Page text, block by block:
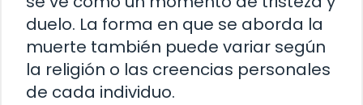
duelo. La forma en que se aborda la
muerte también puede variar según
la religión o las creencias personales
de cada individuo.